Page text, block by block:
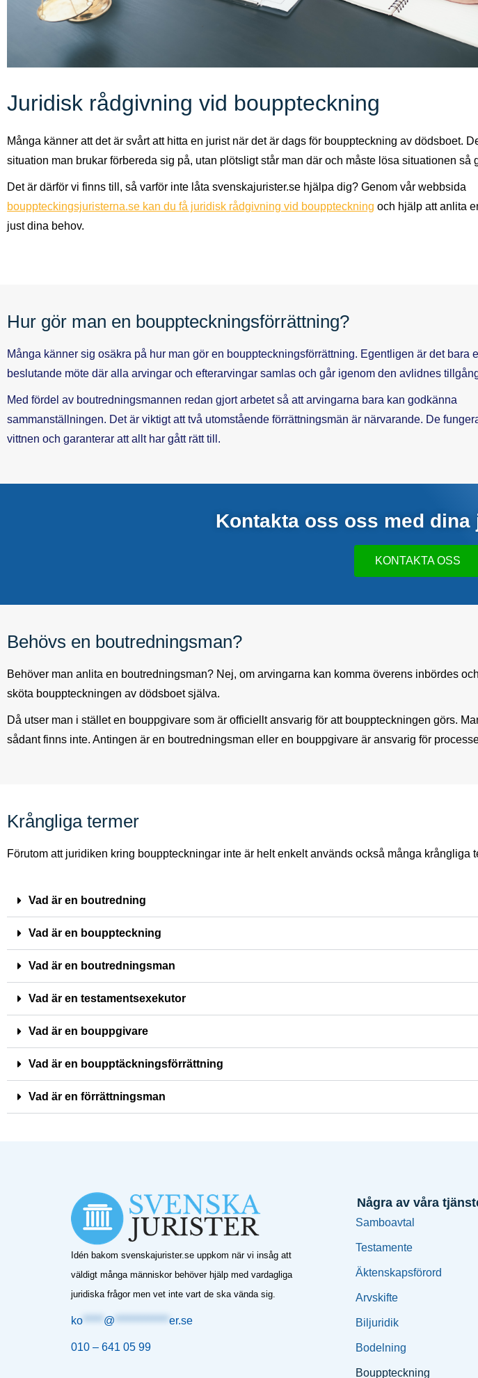
Juridisk rådgivning vid bouppteckning
Många känner att det är svårt att hitta en jurist när det är dags för bouppteckning av dödsboet.
situation man brukar förbereda sig på, utan plötsligt står man där och måste lösa situationen så
Det är därför vi finns till, så varför inte låta svenskajurister.se hjälpa dig? Genom vår webbsida
bouppteckingsjuristerna.se kan du få juridisk rådgivning vid bouppteckning och hjälp att anlita
just dina behov.
Hur gör man en bouppteckningsförrättning?
Många känner sig osäkra på hur man gör en bouppteckningsförrättning. Egentligen är det bara
beslutande möte där alla arvingar och efterarvingar samlas och går igenom den avlidnes
Med fördel av boutredningsmannen redan gjort arbetet så att arvingarna bara kan godkänna
sammanställningen. Det är viktigt att två utomstående förrättningsmän är närvarande. De
vittnen och garanterar att allt har gått rätt till.
Kontakta oss oss med
KONTAKTA OSS
Behövs en boutredningsman?
Behöver man anlita en boutredningsman? Nej, om arvingarna kan komma överens inbördes
sköta bouppteckningen av dödsboet själva.
Då utser man i stället en bouppgivare som är officiellt ansvarig för att bouppteckningen görs.
sådant finns inte. Antingen är en boutredningsman eller en bouppgivare är ansvarig för
Krångliga termer
Förutom att juridiken kring bouppteckningar inte är helt enkelt används också många krångliga
Vad är en boutredning
Vad är en bouppteckning
Vad är en boutredningsman
Vad är en testamentsexekutor
Vad är en bouppgivare
Vad är en boupptäckningsförrättning
Vad är en förrättningsman
Idén bakom svenskajurister.se uppkom när vi insåg att
väldigt många människor behöver hjälp med vardagliga
juridiska frågor men vet inte vart de ska vända sig.
ko ***** @ ************* er.se
010 – 641 05 99
Några av våra
Samboavtal
Testamente
Äktenskapsförord
Arvskifte
Biljuridik
Bodelning
Bouppteckning